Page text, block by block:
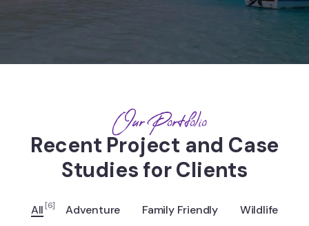
Our Portfolio
Recent Project and Case
Studies for Clients
All[6] Adventure Family Friendly Wildlife